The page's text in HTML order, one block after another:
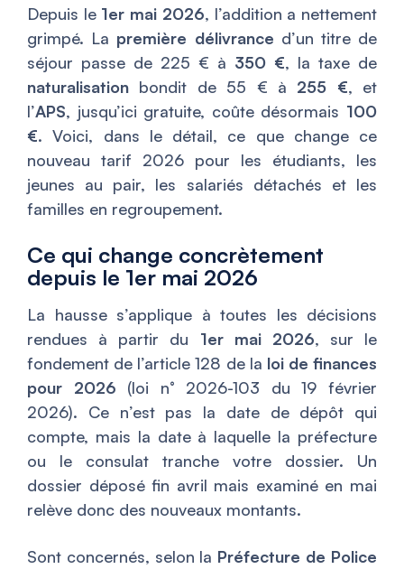
Depuis le 1er mai 2026, l’addition a nettement
grimpé. La première délivrance d’un titre de
séjour passe de 225 € à 350 €, la taxe de
naturalisation bondit de 55 € à 255 €, et
l’APS, jusqu’ici gratuite, coûte désormais 100
€. Voici, dans le détail, ce que change ce
nouveau tarif 2026 pour les étudiants, les
jeunes au pair, les salariés détachés et les
familles en regroupement.
Ce qui change concrètement
depuis le 1er mai 2026
La hausse s’applique à toutes les décisions
rendues à partir du 1er mai 2026, sur le
fondement de l’article 128 de la loi de finances
pour 2026 (loi n° 2026-103 du 19 février
2026). Ce n’est pas la date de dépôt qui
compte, mais la date à laquelle la préfecture
ou le consulat tranche votre dossier. Un
dossier déposé fin avril mais examiné en mai
relève donc des nouveaux montants.
Sont concernés, selon la Préfecture de Police